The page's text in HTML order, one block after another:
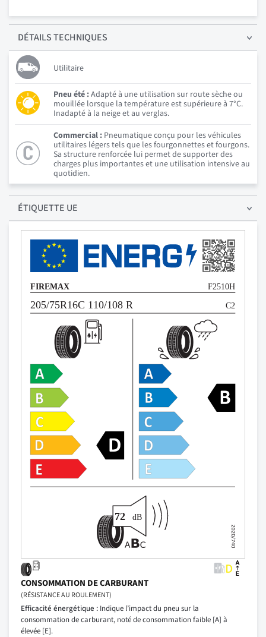
DÉTAILSTECHNIQUES
Utilitaire
Pneu été :Adapté à une utilisation sur route sèche ou
mouillée lorsque la température est supérieure à 7°C.
Inadapté à la neige et au verglas.
Commercial : Pneumatique conçu pour les véhicules
utilitaires légers tels que les fourgonnettes et fourgons.
Sa structure renforcée lui permet de supporter des
charges plus importantes et une utilisation intensive au
quotidien.
ÉTIQUETTE UE
CONSOMMATION DE CARBURANT
(RÉSISTANCE AU ROULEMENT)
Efficacité énergétique : Indique l’impact du pneu sur la
consommation de carburant, noté de consommation faible [A] à
élevée [E].